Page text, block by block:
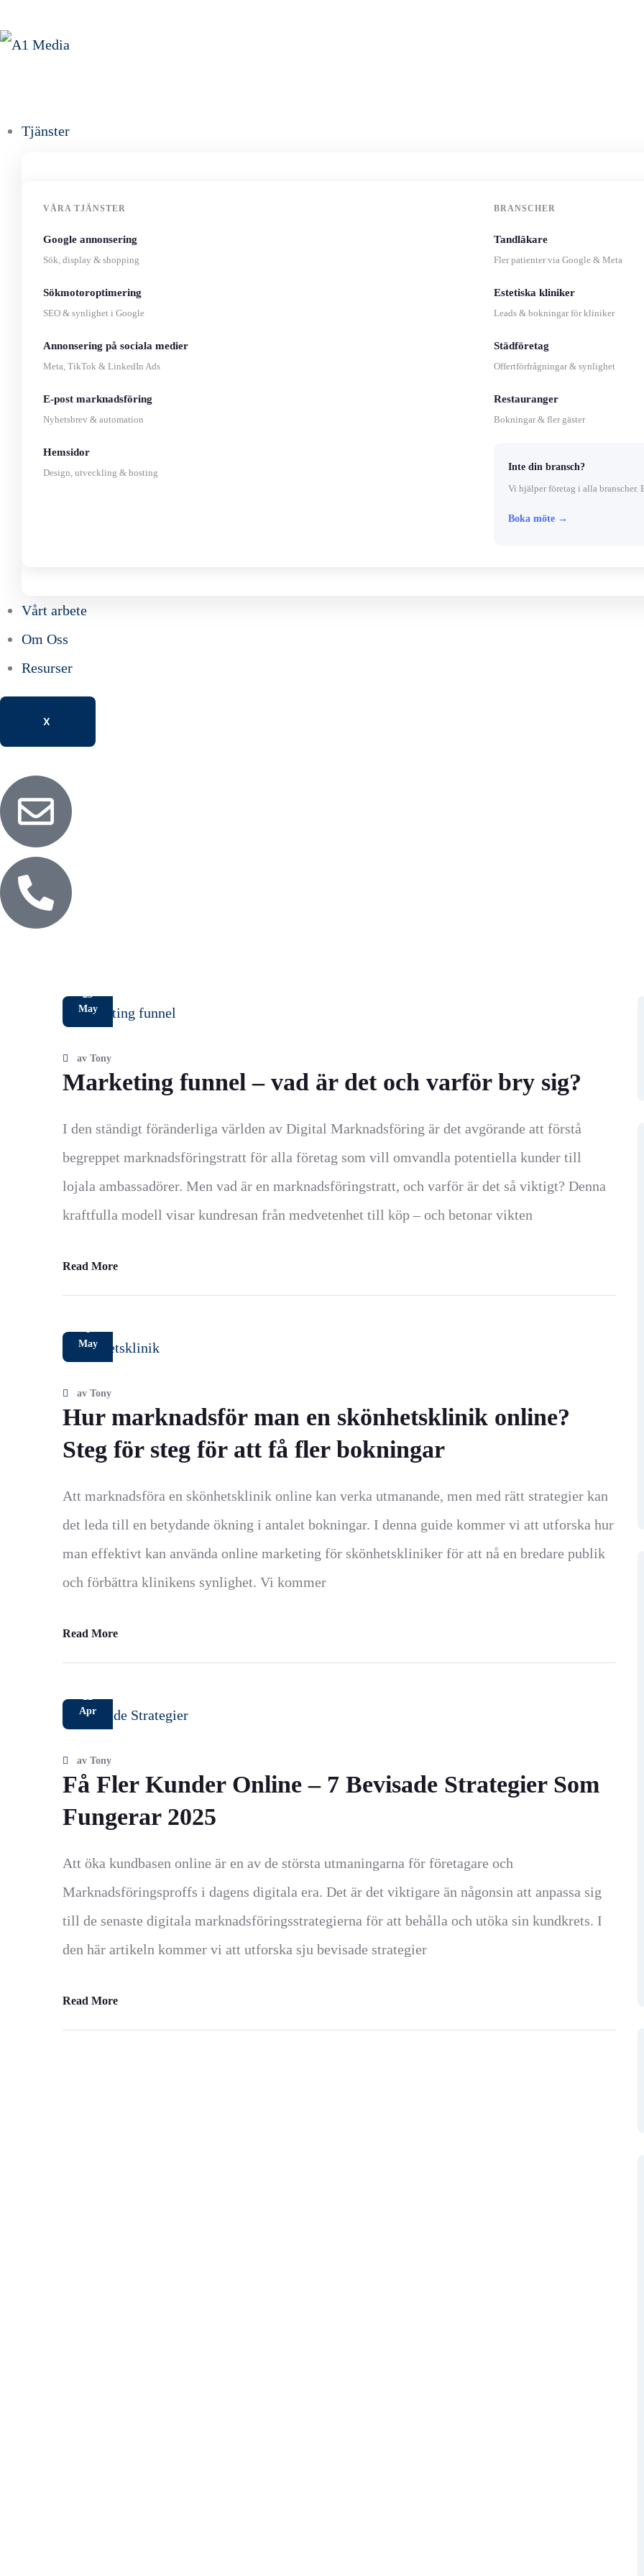
Tjänster
VÅRA TJÄNSTER
Google annonsering
Sök, display & shopping
Sökmotoroptimering
SEO & synlighet i Google
Annonsering på sociala medier
Meta, TikTok & LinkedIn Ads
E-post marknadsföring
Nyhetsbrev & automation
Hemsidor
Design, utveckling & hosting
BRANSCHER
Tandläkare
Fler patienter via Google & Meta
Estetiska kliniker
Leads & bokningar för kliniker
Städföretag
Offertförfrågningar & synlighet
Restauranger
Bokningar & fler gäster
Inte din bransch?
Vi hjälper företag i alla branscher.
Boka möte →
Vårt arbete
Om Oss
Resurser
X
25
May
av Tony
Marketing funnel – vad är det och varför bry sig?
I den ständigt föränderliga världen av Digital Marknadsföring är det avgörande att förstå
begreppet marknadsföringstratt för alla företag som vill omvandla potentiella kunder till
lojala ambassadörer. Men vad är en marknadsföringstratt, och varför är det så viktigt? Denna
kraftfulla modell visar kundresan från medvetenhet till köp – och betonar vikten
Read More
May
av Tony
Hur marknadsför man en skönhetsklinik online?
Steg för steg för att få fler bokningar
Att marknadsföra en skönhetsklinik online kan verka utmanande, men med rätt strategier kan
det leda till en betydande ökning i antalet bokningar. I denna guide kommer vi att utforska hur
man effektivt kan använda online marketing för skönhetskliniker för att nå en bredare publik
och förbättra klinikens synlighet. Vi kommer
Read More
22
Apr
av Tony
Få Fler Kunder Online – 7 Bevisade Strategier Som
Fungerar 2025
Att öka kundbasen online är en av de största utmaningarna för företagare och
Marknadsföringsproffs i dagens digitala era. Det är det viktigare än någonsin att anpassa sig
till de senaste digitala marknadsföringsstrategierna för att behålla och utöka sin kundkrets. I
den här artikeln kommer vi att utforska sju bevisade strategier
Read More